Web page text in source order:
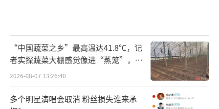
“中国蔬菜之乡”最高温达41.8℃，记
者实探蔬菜大棚感觉像进“蒸笼”，有
村民称只能凌晨两点起来干活
2026-08-07 13:26:40
多个明星演唱会取消 粉丝损失谁来承